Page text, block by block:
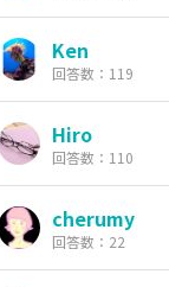
Ken
回答数：119
Hiro
回答数：110
cherumy
回答数：22